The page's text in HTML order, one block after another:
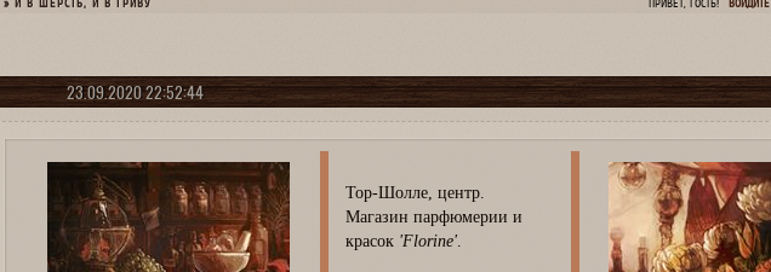
ПРИВЕТ, ГОСТЬ! ВОЙДИТЕ
» И В ШЕРСТЬ, И В ГРИВУ
23.09.2020 22:52:44
Тор-Шолле, центр.
Магазин парфюмерии и
красок 'Florine'.